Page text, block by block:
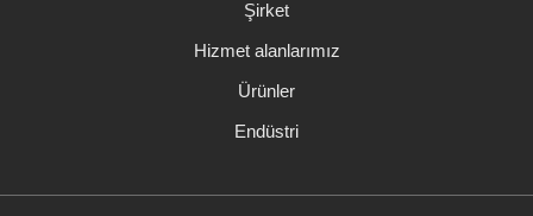
Şirket
Hizmet alanlarımız
Ürünler
Endüstri